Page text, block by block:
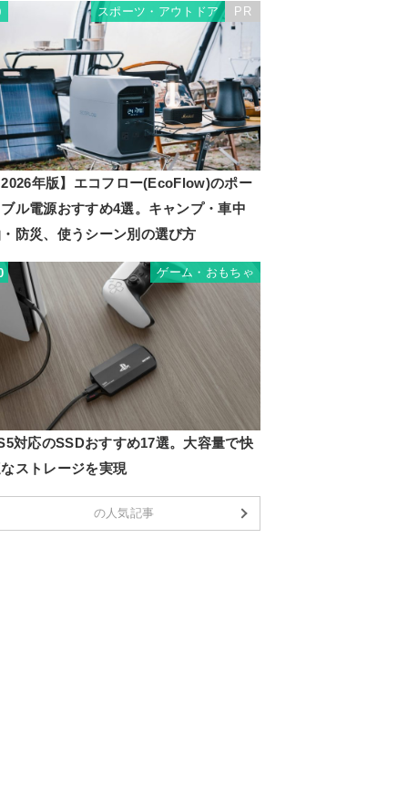
スポーツ・アウトドア PR
年版】エコフロー(EcoFlow)のポー
ル電源おすすめ4選。キャンプ・車中
防災、使うシーン別の選び方
ゲーム・おもちゃ
対応のSSDおすすめ17選。大容量で快
ストレージを実現
の人気記事